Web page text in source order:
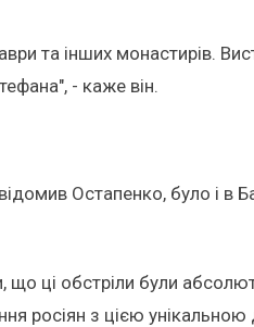
та інших монастирів.
- каже він.
Остапенко, було і в
ці обстріли були
росіян з цією